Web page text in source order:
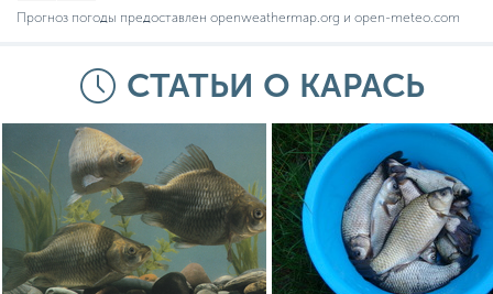
Прогноз погоды предоставлен openweathermap.org и open-meteo.com
СТАТЬИ О КАРАСЬ